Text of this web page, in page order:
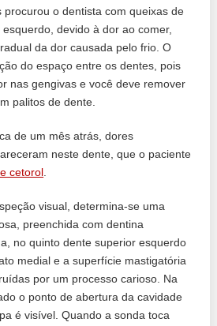
procurou o dentista com queixas de
devido à dor ao comer,
da dor causada pelo frio. O
do espaço entre os dentes, pois
nas gengivas e você deve remover
palitos de dente.
de um mês atrás, dores
neste dente, que o paciente
cetorol.
visual, determina-se uma
preenchida com dentina
no quinto dente superior esquerdo
medial e a superfície mastigatória
por um processo carioso. Na
o ponto de abertura da cavidade
é visível. Quando a sonda toca